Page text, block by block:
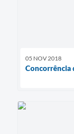
05 NOV 2018
Concorrência